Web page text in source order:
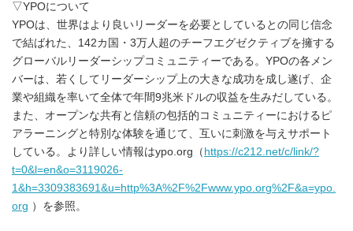
▽YPOについて
YPOは、世界はより良いリーダーを必要としているとの同じ信念
で結ばれた、142カ国・3万人超のチーフエグゼクティブを擁する
グローバルリーダーシップコミュニティーである。YPOの各メン
バーは、若くしてリーダーシップ上の大きな成功を成し遂げ、企
業や組織を率いて全体で年間9兆米ドルの収益を生みだしている。
また、オープンな共有と信頼の包括的コミュニティーにおけるピ
アラーニングと特別な体験を通じて、互いに刺激を与えサポート
している。より詳しい情報はypo.org（ https://c212.net/c/link/?
t=0&l=en&o=3119026-
1&h=3309383691&u=http%3A%2F%2Fwww.ypo.org%2F&a=ypo.
org ）を参照。